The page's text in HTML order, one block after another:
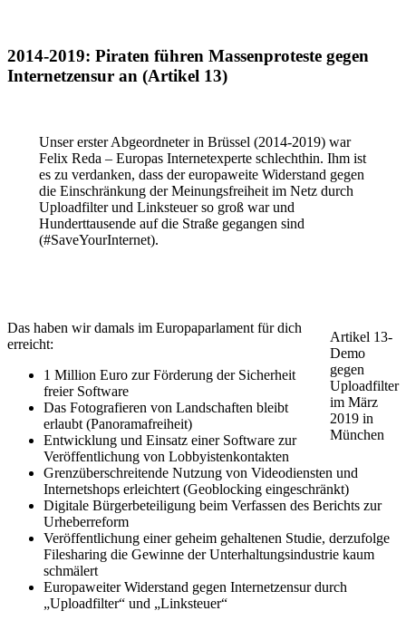
2014-2019: Piraten führen Massenproteste gegen
Internetzensur an (Artikel 13)
Unser erster Abgeordneter in Brüssel (2014-2019) war
Felix Reda – Europas Internetexperte schlechthin. Ihm ist
es zu verdanken, dass der europaweite Widerstand gegen
die Einschränkung der Meinungsfreiheit im Netz durch
Uploadfilter und Linksteuer so groß war und
Hunderttausende auf die Straße gegangen sind
(#SaveYourInternet).
Artikel 13-
Demo
gegen
Uploadfilter
im März
2019 in
München
Das haben wir damals im Europaparlament für dich
erreicht:
1 Million Euro zur Förderung der Sicherheit
freier Software
Das Fotografieren von Landschaften bleibt
erlaubt (Panoramafreiheit)
Entwicklung und Einsatz einer Software zur
Veröffentlichung von Lobbyistenkontakten
Grenzüberschreitende Nutzung von Videodiensten und
Internetshops erleichtert (Geoblocking eingeschränkt)
Digitale Bürgerbeteiligung beim Verfassen des Berichts zur
Urheberreform
Veröffentlichung einer geheim gehaltenen Studie, derzufolge
Filesharing die Gewinne der Unterhaltungsindustrie kaum
schmälert
Europaweiter Widerstand gegen Internetzensur durch
„Uploadfilter“ und „Linksteuer“